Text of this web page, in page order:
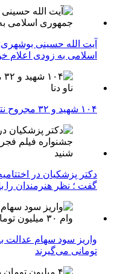
آیت الله حسینی
اسلامی به زودی اعلام
۱۰۴ شهید و ۳۲ مجروح نتیجه حمله آمریکا به ناو دنا
دکتر پزشکیان در
گفت ؛ نظر هنرمندان را
تومانی می‌گیرند